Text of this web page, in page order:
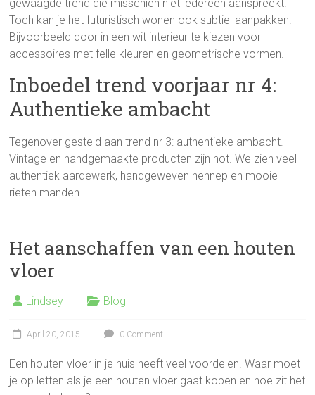
gewaagde trend die misschien niet iedereen aanspreekt.
Toch kan je het futuristisch wonen ook subtiel aanpakken.
Bijvoorbeeld door in een wit interieur te kiezen voor
accessoires met felle kleuren en geometrische vormen.
Inboedel trend voorjaar nr 4:
Authentieke ambacht
Tegenover gesteld aan trend nr 3: authentieke ambacht.
Vintage en handgemaakte producten zijn hot. We zien veel
authentiek aardewerk, handgeweven hennep en mooie
rieten manden.
Het aanschaffen van een houten
vloer
Lindsey Blog
April 20, 2015 0 Comment
Een houten vloer in je huis heeft veel voordelen. Waar moet
je op letten als je een houten vloer gaat kopen en hoe zit het